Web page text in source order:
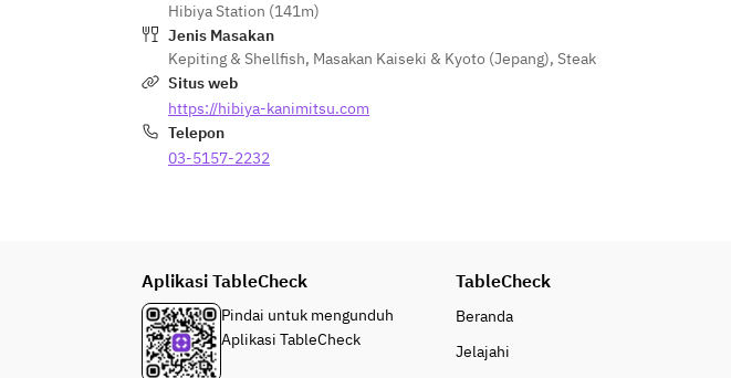
Hibiya Station (141m)
Jenis Masakan
Kepiting & Shellfish, Masakan Kaiseki & Kyoto (Jepang), Steak
Situs web
https://hibiya-kanimitsu.com
Telepon
03-5157-2232
Aplikasi TableCheck
Pindai untuk mengunduh
Aplikasi TableCheck
TableCheck
Beranda
Jelajahi